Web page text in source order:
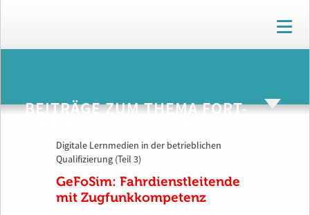
T
o
g
n
BEITRÄGE ZUM THEMA FORT-
Digitale Lernmedien in der betrieblichen
Qualifizierung (Teil 3)
GeFoSim: Fahrdienstleitende
mit Zugfunkkompetenz